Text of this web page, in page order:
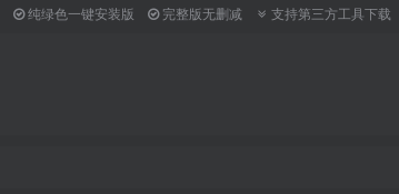
纯绿色一键安装版 完整版无删减 支持第三方工具下载